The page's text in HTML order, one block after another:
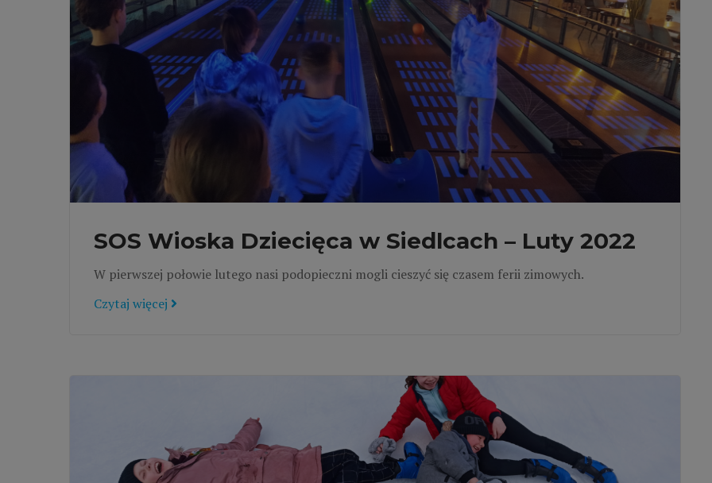
SOS Wioska Dziecięca w Siedlcach – Luty 2022
W pierwszej połowie lutego nasi podopieczni mogli cieszyć się czasem ferii zimowych.
Czytaj więcej